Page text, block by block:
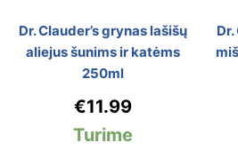
Dr. Clauder’s grynas lašišų
aliejus šunims ir katėms
250ml
€11.99
Turime